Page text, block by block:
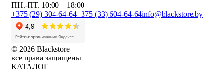
ПН.-ПТ. 10:00 – 18:00
+375 (29) 304-64-64+375 (33) 604-64-64info@blackstore.by
© 2026 Blackstore
все права защищены
КАТАЛОГ